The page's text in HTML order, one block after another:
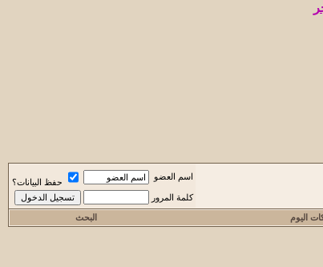
اسم العضو
حفظ البيانات؟
كلمة المرور
اليوم البحث